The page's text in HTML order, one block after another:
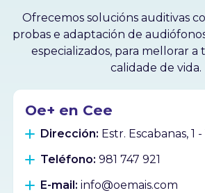
Ofrecemos solucións auditivas
probas e adaptación de
especializados, para mellorar a
calidade de vida.
Oe+ en Cee
Dirección: Estr. Escabanas, 1
Teléfono: 981 747 921
E-mail: info@oemais.com